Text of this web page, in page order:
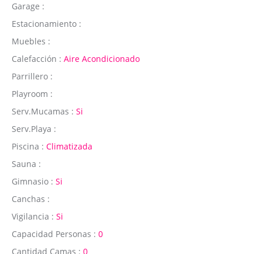
Garage :
Estacionamiento :
Muebles :
Calefacción : Aire Acondicionado
Parrillero :
Playroom :
Serv.Mucamas : Si
Serv.Playa :
Piscina : Climatizada
Sauna :
Gimnasio : Si
Canchas :
Vigilancia : Si
Capacidad Personas : 0
Cantidad Camas : 0